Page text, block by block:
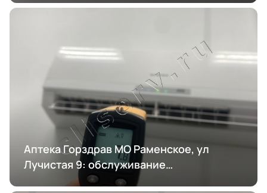
Аптека Горздрав МО Раменское, ул
Лучистая 9: обслуживание
кондиционирования